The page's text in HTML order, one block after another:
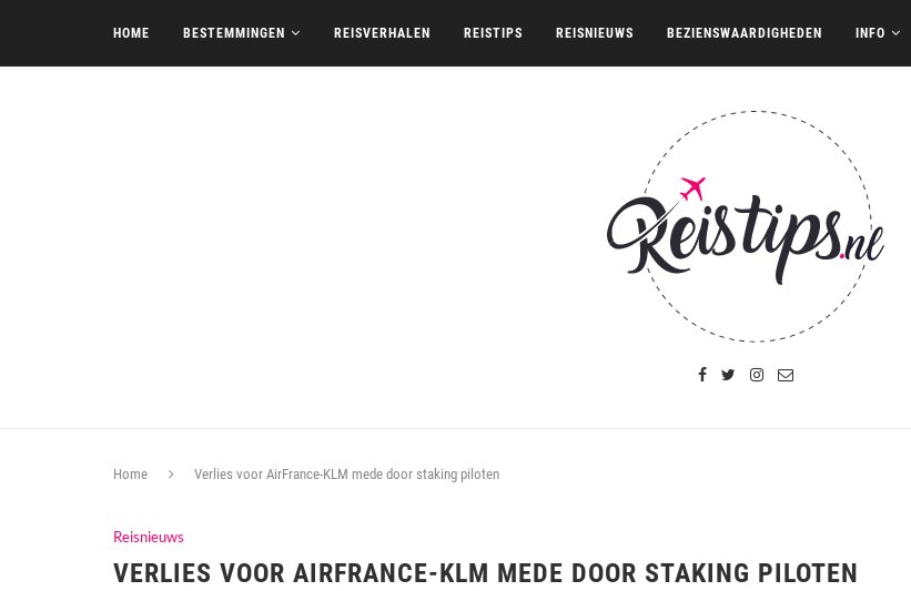
HOME BESTEMMINGEN REISVERHALEN REISTIPS REISNIEUWS BEZIENSWAARDIGHEDEN INFO
Home Verlies voor AirFrance-KLM mede door staking piloten
Reisnieuws
VERLIES VOOR AIRFRANCE-KLM MEDE DOOR STAKING PILOTEN